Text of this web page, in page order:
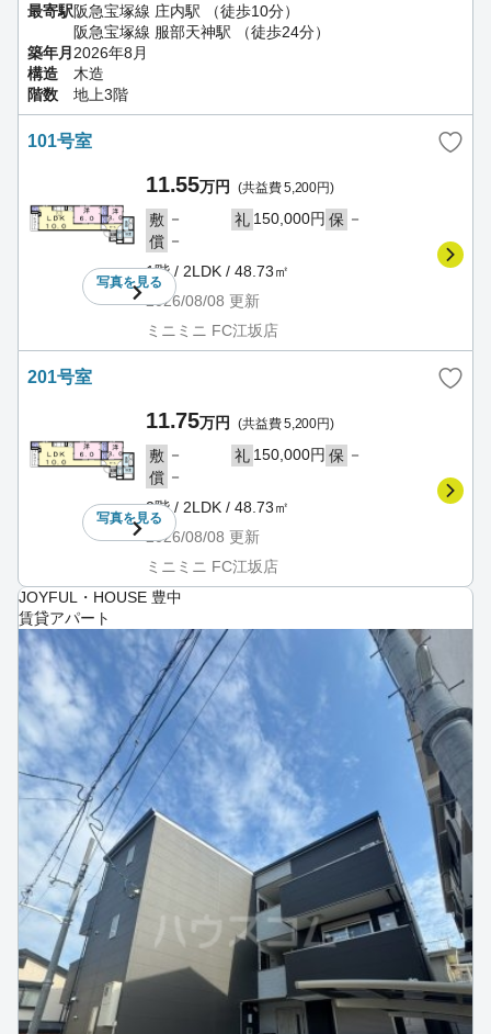
最寄駅阪急宝塚線 庄内駅 （徒歩10分）
阪急宝塚線 服部天神駅 （徒歩24分）
築年月2026年8月
構造
木造
階数
地上3階
101号室
写真を見る
11.55万円 (共益費 5,200円)
敷 － 礼 150,000円 保 －
償 －
1階 / 2LDK / 48.73㎡
2026/08/08 更新
ミニミニ FC江坂店
201号室
写真を見る
11.75万円 (共益費 5,200円)
敷 － 礼 150,000円 保 －
償 －
2階 / 2LDK / 48.73㎡
2026/08/08 更新
ミニミニ FC江坂店
JOYFUL・HOUSE 豊中
賃貸アパート